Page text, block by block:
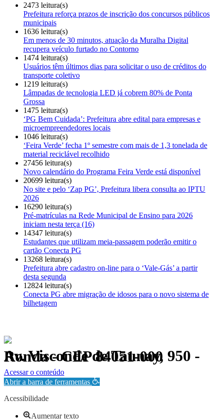
2473 leitura(s)
Prefeitura reforça prazos de inscrição dos concursos públicos
municipais
1636 leitura(s)
Em menos de 30 minutos, atuação da Muralha Digital
recupera veículo furtado no Contorno
1474 leitura(s)
Usuários têm últimos dias para solicitar o uso de créditos do
transporte coletivo
1219 leitura(s)
Lâmpadas de tecnologia LED já cobrem 80% de Ponta
Grossa
1475 leitura(s)
‘PG Bem Cuidada’: Prefeitura abre edital para empresas e
microempreendedores locais
1046 leitura(s)
‘Feira Verde’ fecha 1º semestre com mais de 1,3 tonelada de
material reciclável recolhido
27456 leitura(s)
Novo calendário do Programa Feira Verde está disponível
20699 leitura(s)
No site e pelo ‘Zap PG’, Prefeitura libera consulta ao IPTU
2026
16290 leitura(s)
Pré-matrículas na Rede Municipal de Ensino para 2026
iniciam nesta terça (16)
14347 leitura(s)
Estudantes que utilizam meia-passagem poderão emitir o
cartão Conecta PG
13268 leitura(s)
Prefeitura abre cadastro on-line para o ‘Vale-Gás’ a partir
desta segunda
12824 leitura(s)
Conecta PG abre migração de idosos para o novo sistema de
bilhetagem
Av. Visconde de Taunay, 950 - Ronda - CEP 84051-000
Política de Privacidade.
Acessar o conteúdo
Abrir a barra de ferramentas
Acessibilidade
Aumentar texto